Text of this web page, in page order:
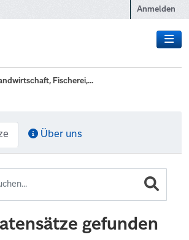
Anmelden
Fischerei,...
Über uns
gefunden